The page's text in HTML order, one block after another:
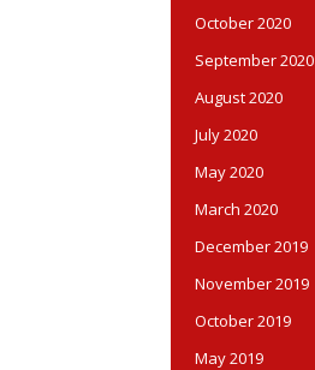
October 2020
September 2020
August 2020
July 2020
May 2020
March 2020
December 2019
November 2019
October 2019
May 2019